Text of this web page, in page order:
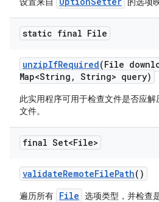
static final File
unzipIfRequired(File
Map<String , String> query)
此实用程序可用于检查文件是否应
文件。
final Set<File>
validateRemoteFilePath()
遍历所有 File 选项类型，并检查